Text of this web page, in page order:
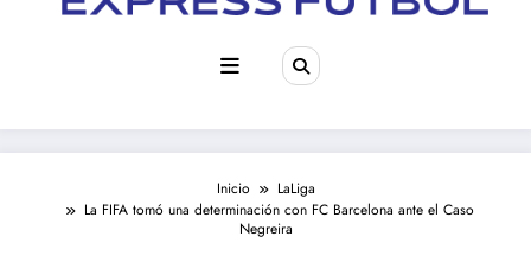
Inicio
LaLiga
La FIFA tomó una determinación con FC Barcelona ante el Caso
Negreira